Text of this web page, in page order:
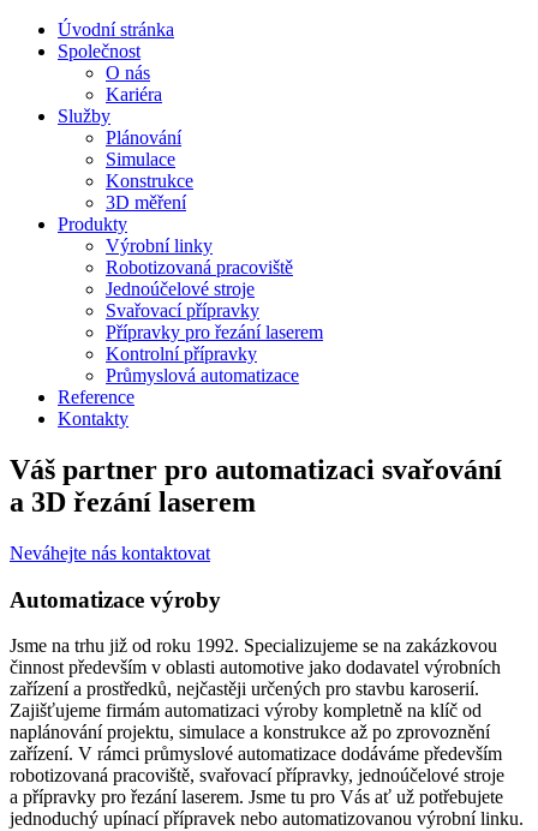
Úvodní stránka
Společnost
O nás
Kariéra
Služby
Plánování
Simulace
Konstrukce
3D měření
Produkty
Výrobní linky
Robotizovaná pracoviště
Jednoúčelové stroje
Svařovací přípravky
Přípravky pro řezání laserem
Kontrolní přípravky
Průmyslová automatizace
Reference
Kontakty
Váš partner pro automatizaci svařování
a 3D řezání laserem
Neváhejte nás kontaktovat
Automatizace výroby
Jsme na trhu již od roku 1992. Specializujeme se na zakázkovou
činnost především v oblasti automotive jako dodavatel výrobních
zařízení a prostředků, nejčastěji určených pro stavbu karoserií.
Zajišťujeme firmám automatizaci výroby kompletně na klíč od
naplánování projektu, simulace a konstrukce až po zprovoznění
zařízení. V rámci průmyslové automatizace dodáváme především
robotizovaná pracoviště, svařovací přípravky, jednoúčelové stroje
a přípravky pro řezání laserem. Jsme tu pro Vás ať už potřebujete
jednoduchý upínací přípravek nebo automatizovanou výrobní linku.